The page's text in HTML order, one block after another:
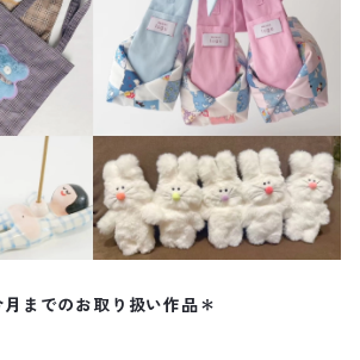
月までのお取り扱い作品＊